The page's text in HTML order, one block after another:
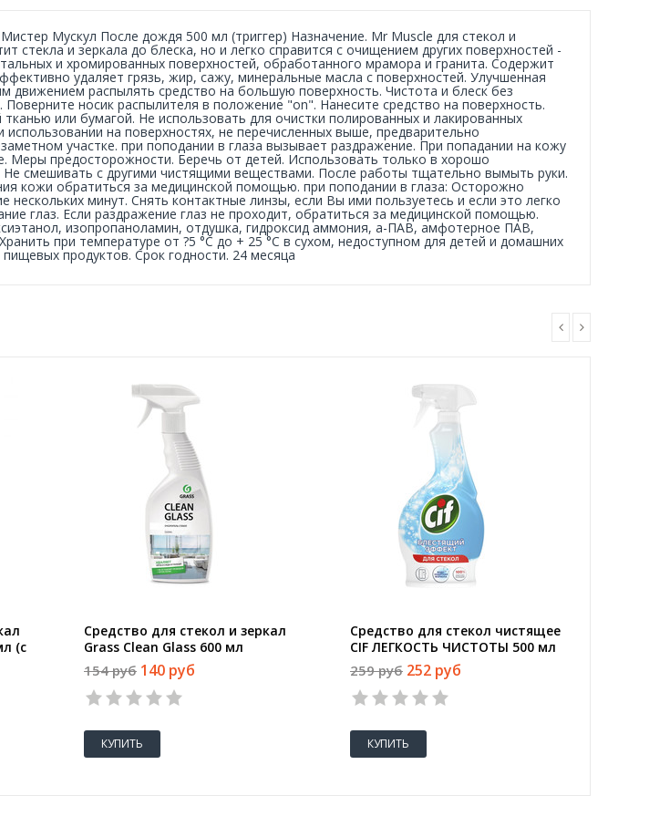
Мускул После дождя 500 мл (триггер) Назначение. Mr Muscle для стекол и
стекла и зеркала до блеска, но и легко справится с очищением других поверхностей -
и хромированных поверхностей, обработанного мрамора и гранита. Содержит
удаляет грязь, жир, сажу, минеральные масла с поверхностей. Улучшенная
движением распылять средство на большую поверхность. Чистота и блеск без
носик распылителя в положение "on". Нанесите средство на поверхность.
или бумагой. Не использовать для очистки полированных и лакированных
использовании на поверхностях, не перечисленных выше, предварительно
участке. при поподании в глаза вызывает раздражение. При попадании на кожу
Меры предосторожности. Беречь от детей. Использовать только в хорошо
смешивать с другими чистящими веществами. После работы тщательно вымыть руки.
кожи обратиться за медицинской помощью. при поподании в глаза: Осторожно
нескольких минут. Снять контактные линзы, если Вы ими пользуетесь и если это легко
глаз. Если раздражение глаз не проходит, обратиться за медицинской помощью.
изопропаноламин, отдушка, гидроксид аммония, а-ПАВ, амфотерное ПАВ,
при температуре от ?5 °С до + 25 °С в сухом, недоступном для детей и домашних
продуктов. Срок годности. 24 месяца
(с
Средство для стекол и зеркал
Grass Clean Glass 600 мл
154 руб 140 руб
КУПИТЬ
Средство для стекол чистящее
CIF ЛЕГКОСТЬ ЧИСТОТЫ 500 мл
259 руб 252 руб
КУПИТЬ